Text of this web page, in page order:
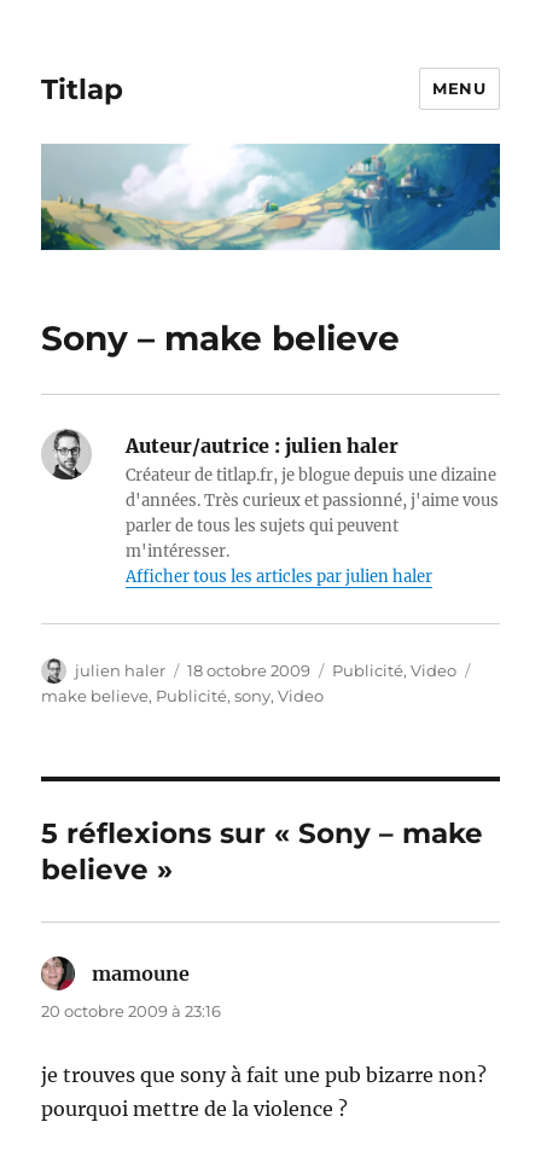
Titlap MENU
Sony – make believe
Auteur/autrice : julien haler
Créateur de titlap.fr, je blogue depuis une dizaine
d'années. Très curieux et passionné, j'aime vous
parler de tous les sujets qui peuvent
m'intéresser.
Afficher tous les articles par julien haler
Auteur
julien haler
Publié
le
18 octobre 2009 Catégories
Publicité,Video
make believe, Publicité,sony,Video
5 réflexions sur « Sony – make
believe »
mamoune
20 octobre 2009 à 23:16
je trouves que sony à fait une pub bizarre non?
pourquoi mettre de la violence ?